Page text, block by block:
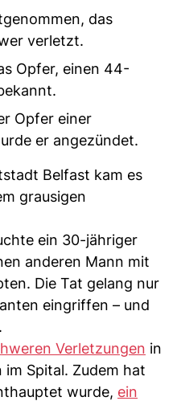
das
verletzt.
Opfer, einen 44-
Opfer einer
er angezündet.
Belfast kam es
grausigen
ein 30-jähriger
anderen Mann mit
Die Tat gelang nur
eingriffen – und
Verletzungen in
im Spital. Zudem hat
wurde, ein